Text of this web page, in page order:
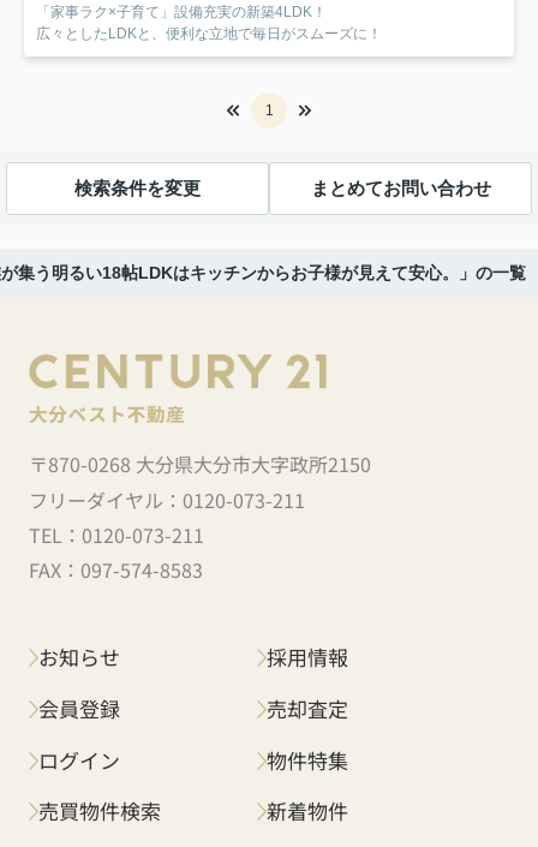
「家事ラク×子育て」設備充実の新築4LDK！
広々としたLDKと、便利な立地で毎日がスムーズに！
1
検索条件を変更 まとめてお問い合わせ
集う明るい18帖LDKはキッチンからお子様が見えて安心。」の一覧
〒870-0268 大分県大分市大字政所2150
フリーダイヤル： 0120-073-211
TEL： 0120-073-211
FAX： 097-574-8583
お知らせ
会員登録
ログイン
売買物件検索
採用情報
売却査定
物件特集
新着物件